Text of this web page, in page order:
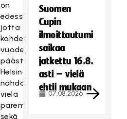
on
edessä,
jotta
kahden
vuoden
päästä
Helsingissä
nähdään
vielä
parempaa
sekä
Suomen
Cupin
ilmoittautumi
saikaa
jatkettu 16.8.
asti – vielä
ehtii mukaan
07.08.2026